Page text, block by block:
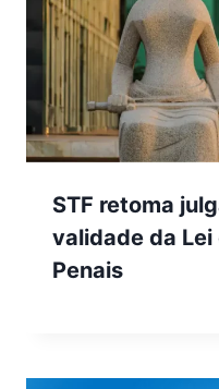
STF retoma
validade da
Penais